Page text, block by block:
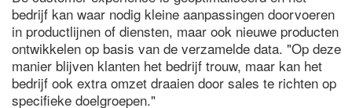
bedrijf kan waar nodig kleine aanpassingen doorvoeren
in productlijnen of diensten, maar ook nieuwe producten
ontwikkelen op basis van de verzamelde data. "Op deze
manier blijven klanten het bedrijf trouw, maar kan het
bedrijf ook extra omzet draaien door sales te richten op
specifieke doelgroepen."